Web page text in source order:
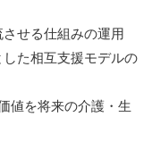
せる仕組みの運用
た相互支援モデルの
値を将来の介護・生